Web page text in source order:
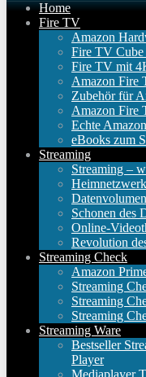
Home
Fire TV
Amazon
Fire TV
Fire TV mit
Amazon Fire
Zubehör für
Amazon Fire
Echte
eBooks zum
Streaming
Streaming –
Schonen des
Online-
Revolution
Streaming Check
Amazon
Streaming
Streaming
Streaming
Streaming Ware
Bestseller
Player
Mediaplayer